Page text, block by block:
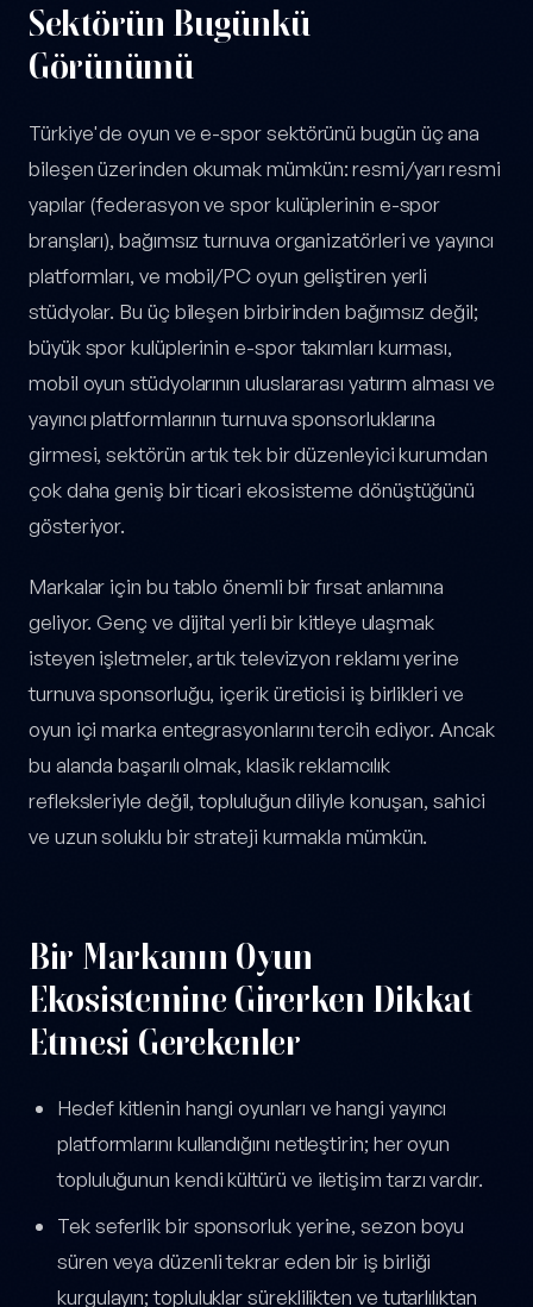
Sektörün Bugünkü
Görünümü
Türkiye'de oyun ve e-spor sektörünü bugün üç ana
bileşen üzerinden okumak mümkün: resmi/yarı resmi
yapılar (federasyon ve spor kulüplerinin e-spor
branşları), bağımsız turnuva organizatörleri ve yayıncı
platformları, ve mobil/PC oyun geliştiren yerli
stüdyolar. Bu üç bileşen birbirinden bağımsız değil;
büyük spor kulüplerinin e-spor takımları kurması,
mobil oyun stüdyolarının uluslararası yatırım alması ve
yayıncı platformlarının turnuva sponsorluklarına
girmesi, sektörün artık tek bir düzenleyici kurumdan
çok daha geniş bir ticari ekosisteme dönüştüğünü
gösteriyor.
Markalar için bu tablo önemli bir fırsat anlamına
geliyor. Genç ve dijital yerli bir kitleye ulaşmak
isteyen işletmeler, artık televizyon reklamı yerine
turnuva sponsorluğu, içerik üreticisi iş birlikleri ve
oyun içi marka entegrasyonlarını tercih ediyor. Ancak
bu alanda başarılı olmak, klasik reklamcılık
refleksleriyle değil, topluluğun diliyle konuşan, sahici
ve uzun soluklu bir strateji kurmakla mümkün.
Bir Markanın Oyun
Ekosistemine Girerken Dikkat
Etmesi Gerekenler
Hedef kitlenin hangi oyunları ve hangi yayıncı
platformlarını kullandığını netleştirin; her oyun
topluluğunun kendi kültürü ve iletişim tarzı vardır.
Tek seferlik bir sponsorluk yerine, sezon boyu
süren veya düzenli tekrar eden bir iş birliği
kurgulayın; topluluklar süreklilikten ve tutarlılıktan